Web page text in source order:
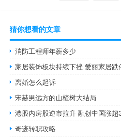
猜你想看的文章
消防工程师年薪多少
家居装饰板块持续下挫 爱丽家居跌
离婚怎么起诉
宋赫男远方的山楂树大结局
港股内房股逆市拉升 融创中国涨超
奇迹转职攻略